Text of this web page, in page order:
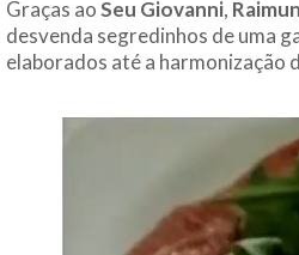
Graças aoSeu Giovanni,
desvenda segredinhos de uma
elaborados até a harmonização